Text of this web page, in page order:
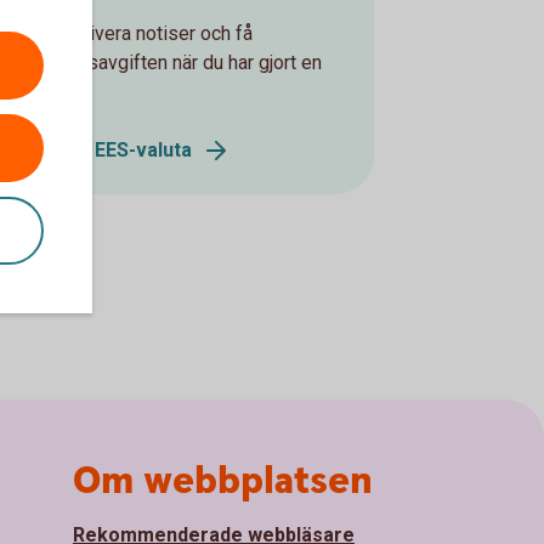
du aktivera notiser och få
när du har gjort en
valuta.
i annan EES-valuta
Om webbplatsen
Rekommenderade webbläsare